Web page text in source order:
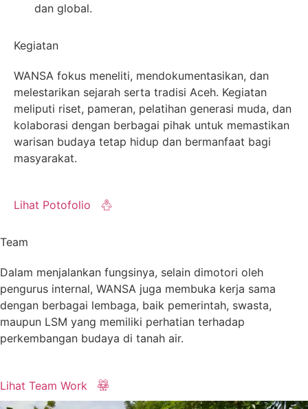
dan global.
Kegiatan
WANSA fokus meneliti, mendokumentasikan, dan
melestarikan sejarah serta tradisi Aceh. Kegiatan
meliputi riset, pameran, pelatihan generasi muda, dan
kolaborasi dengan berbagai pihak untuk memastikan
warisan budaya tetap hidup dan bermanfaat bagi
masyarakat.
Lihat Potofolio
Team
Dalam menjalankan fungsinya, selain dimotori oleh
pengurus internal, WANSA juga membuka kerja sama
dengan berbagai lembaga, baik pemerintah, swasta,
maupun LSM yang memiliki perhatian terhadap
perkembangan budaya di tanah air.
Lihat Team Work